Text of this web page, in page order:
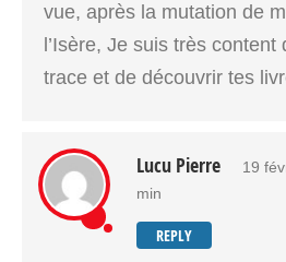
vue, après la mutation de
l’Isère, Je suis très content
trace et de découvrir tes
Lucu Pierre
19
min
REPLY